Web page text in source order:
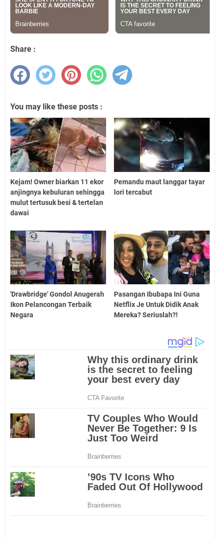
Share :
You may like these posts :
Kejam! Owner biarkan 11 ekor
anjingnya kebuluran sehingga
mulut tertusuk besi & tertelan
dawai
Pemandu maut langgar tayar
lori tercabut
'Drawbridge' Gondol Anugerah
Ikon Pelancongan Terbaik
Negara
Pasangan Ibubapa Ini Guna
Netflix Je Untuk Didik Anak
Mereka? Seriuslah?!